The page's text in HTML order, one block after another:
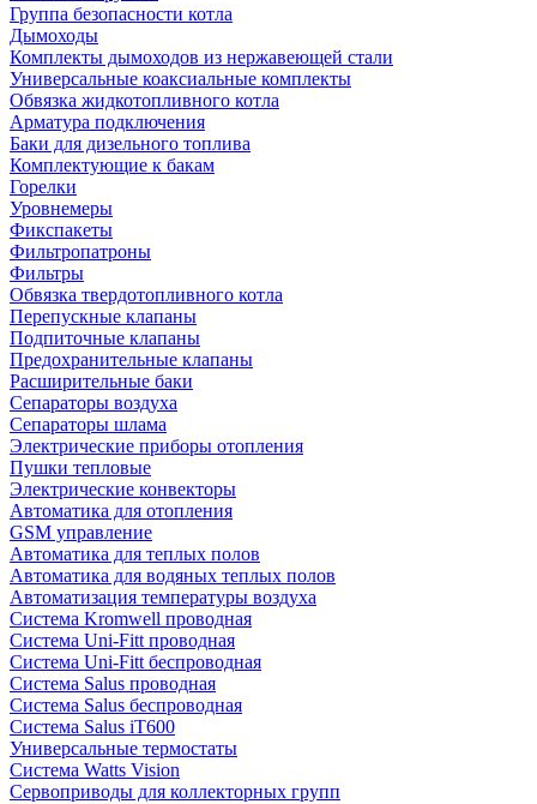
Группа безопасности котла
Дымоходы
Комплекты дымоходов из нержавеющей стали
Универсальные коаксиальные комплекты
Обвязка жидкотопливного котла
Арматура подключения
Баки для дизельного топлива
Комплектующие к бакам
Горелки
Уровнемеры
Фикспакеты
Фильтропатроны
Фильтры
Обвязка твердотопливного котла
Перепускные клапаны
Подпиточные клапаны
Предохранительные клапаны
Расширительные баки
Сепараторы воздуха
Сепараторы шлама
Электрические приборы отопления
Пушки тепловые
Электрические конвекторы
Автоматика для отопления
GSM управление
Автоматика для теплых полов
Автоматика для водяных теплых полов
Автоматизация температуры воздуха
Система Kromwell проводная
Система Uni-Fitt проводная
Система Uni-Fitt беспроводная
Система Salus проводная
Система Salus беспроводная
Система Salus iT600
Универсальные термостаты
Система Watts Vision
Сервоприводы для коллекторных групп